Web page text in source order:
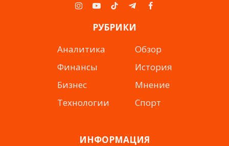
Instagram
YouTubeTikTokTelegramFacebook
РУБРИКИ
Аналитика
Финансы
Бизнес
Технологии
Обзор
История
Мнение
Спорт
ИНФОРМАЦИЯ